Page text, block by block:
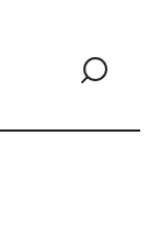
Siirry